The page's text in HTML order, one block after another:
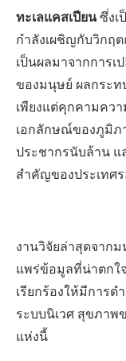
ทะเลแคสเปียนซึ่งเ
กำลังเผชิญกับวิกฤ
เป็นผลมาจากการ
ของมนุษย์ ผลกระท
เพียงแต่คุกคามคว
เอกลักษณ์ของภูมิภ
ประชากรนับล้าน แ
สำคัญของประเทศ
งานวิจัยล่าสุดจากม
แพร่ข้อมูลที่น่าตกใ
เรียกร้องให้มีการด
ระบบนิเวศ สุขภา
แห่งนี้